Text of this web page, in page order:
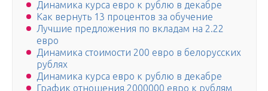
Динамика курса евро к рублю в декабре
Как вернуть 13 процентов за обучение
Лучшие предложения по вкладам на 2.22
евро
Динамика стоимости 200 евро в белорусских
рублях
Динамика курса евро к рублю в декабре
График отношения 2000000 евро к рублям